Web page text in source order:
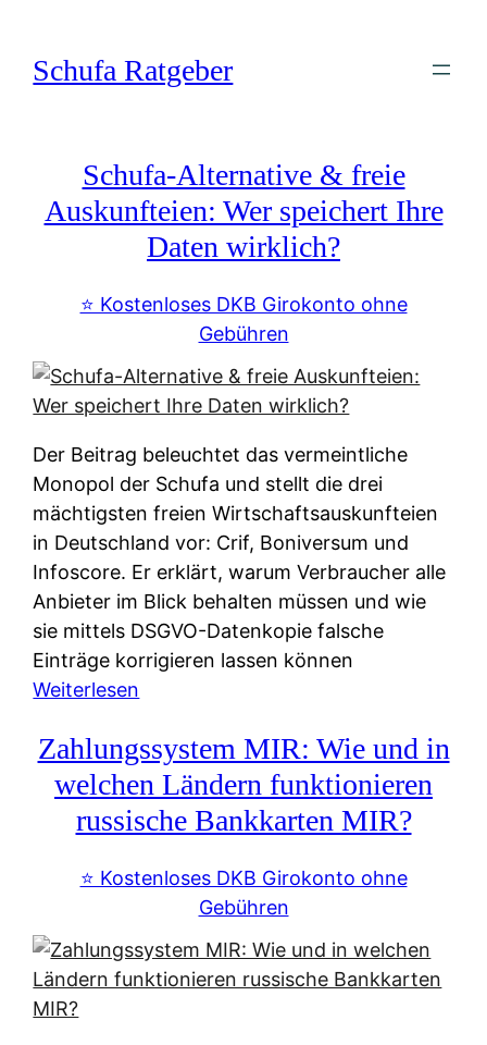
springen
Schufa Ratgeber
Schufa-Alternative & freie
Auskunfteien: Wer speichert Ihre
Daten wirklich?
⭐️ Kostenloses DKB Girokonto ohne
Gebühren
Der Beitrag beleuchtet das vermeintliche
Monopol der Schufa und stellt die drei
mächtigsten freien Wirtschaftsauskunfteien
in Deutschland vor: Crif, Boniversum und
Infoscore. Er erklärt, warum Verbraucher alle
Anbieter im Blick behalten müssen und wie
sie mittels DSGVO-Datenkopie falsche
Einträge korrigieren lassen können
Weiterlesen
c
h
u
f
-
l
t
Zahlungssystem MIR: Wie und in
welchen Ländern funktionieren
russische Bankkarten MIR?
⭐️ Kostenloses DKB Girokonto ohne
Gebühren